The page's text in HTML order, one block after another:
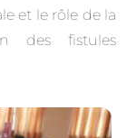
et le rôle de la
des fistules